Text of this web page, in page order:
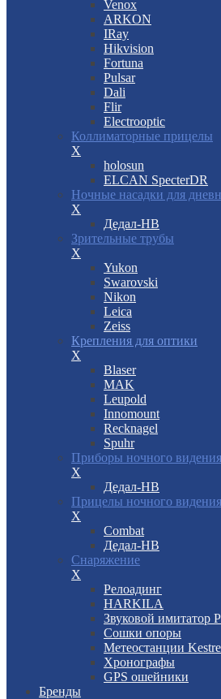
Venox
ARKON
IRay
Hikvision
Fortuna
Pulsar
Dali
Flir
Electrooptic
Коллиматорные прицелы
X
holosun
ELCAN SpecterDR
Ночные насадки для
X
Дедал-НВ
Зрительные трубы
X
Yukon
Swarovski
Nikon
Leica
Zeiss
Крепления для оптики
X
Blaser
MAK
Leupold
Innomount
Recknagel
Spuhr
Приборы ночного видения
X
Дедал-НВ
Прицелы ночного видения
X
Combat
Дедал-НВ
Снаряжение
X
Релоадинг
HARKILA
Звуковой имитатор
Сошки опоры
Метеостанции
Хронографы
GPS ошейники
Бренды